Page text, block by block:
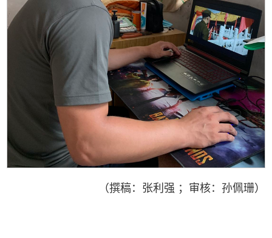
（撰稿：张利强 ；审核：孙佩珊）